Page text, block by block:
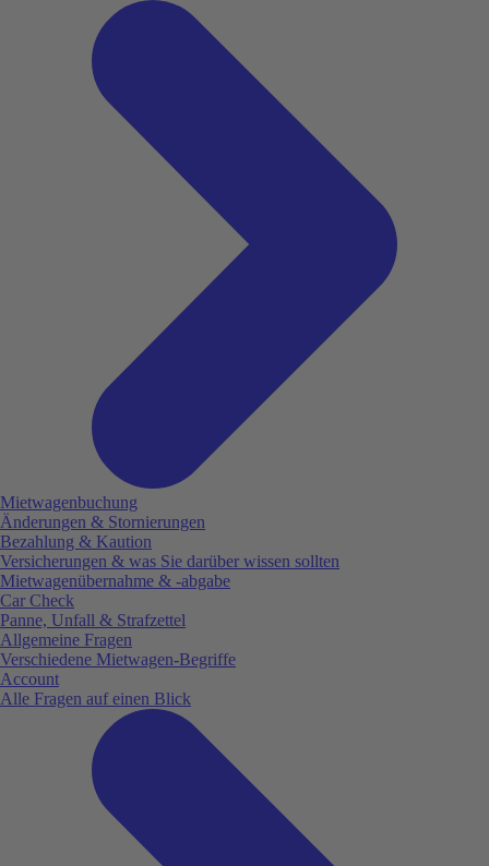
Mietwagenbuchung
Änderungen & Stornierungen
Bezahlung & Kaution
Versicherungen & was Sie darüber wissen sollten
Mietwagenübernahme & -abgabe
Car Check
Panne, Unfall & Strafzettel
Allgemeine Fragen
Verschiedene Mietwagen-Begriffe
Account
Alle Fragen auf einen Blick